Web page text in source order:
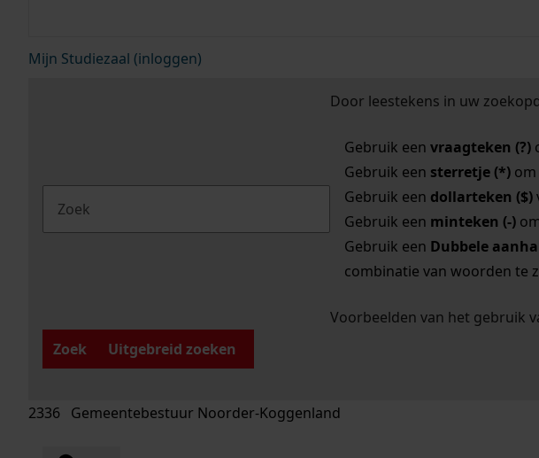
Mijn Studiezaal (inloggen)
Door leestekens in uw
Gebruik een vraagteken (?)
Gebruik een sterretje (*)om
Gebruik een dollarteken ($)
Gebruik een minteken (-)
Gebruik een Dubbele
combinatie van woorden te
Voorbeelden van het gebruik
Zoek
Uitgebreid zoeken
2336 Gemeentebestuur Noorder-Koggenland